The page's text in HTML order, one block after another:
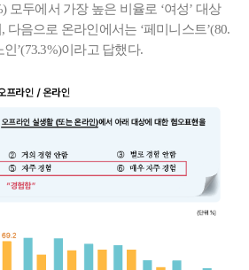
모두에서 가장 높은 비율로 ‘여성’ 대상
다음으로 온라인에서는 ‘페미니스트’(80.
’(73.3%)이라고 답했다.